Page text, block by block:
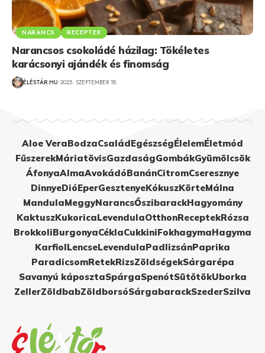
NARANCS RECEPTEK
Narancsos csokoládé házilag: Tökéletes
karácsonyi ajándék és finomság
ÉLÉSTÁR.HU 2025. SZEPTEMBER 18.
Aloe VeraBodzaCsaládEgészségÉlelemÉletmód
FűszerekMáriatövisGazdaságGombákGyümölcsök
ÁfonyaAlmaAvokádóBanánCitromCseresznye
DinnyeDióEperGesztenyeKókuszKörteMálna
MandulaMeggyNarancsŐszibarackHagyomány
KaktuszKukoricaLevendulaOtthonReceptekRózsa
BrokkoliBurgonyaCéklaCukkiniFokhagymaHagyma
KarfiolLencseLevendulaPadlizsánPaprika
ParadicsomRetekRizsZöldségekSárgarépa
Savanyú káposztaSpárgaSpenótSütőtökUborka
ZellerZöldbabZöldborsóSárgabarackSzederSzilva